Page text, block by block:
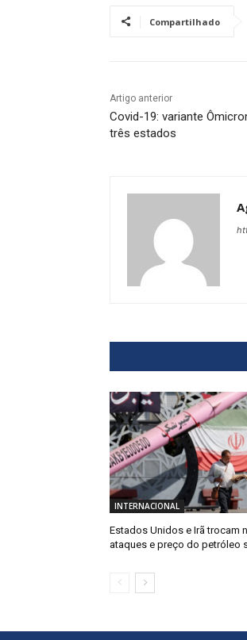
Compartilhado
Artigo anterior
Covid-19: variante
três estados
INTERNACIONAL
Estados Unidos e Irã trocam
ataques e preço do petróleo